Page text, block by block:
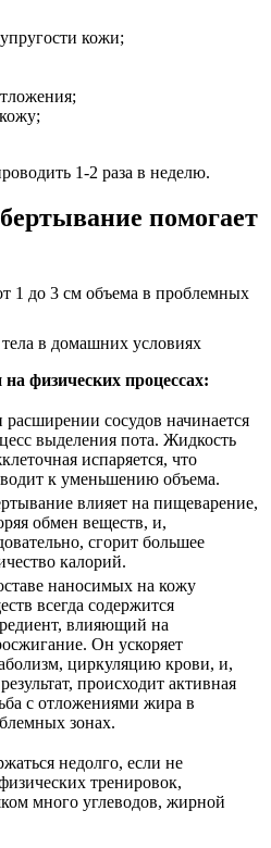
кожи;
1-2 раза в неделю.
помогает
1 до 3 см объема в проблемных
физических процессах:
сосудов начинается
выделения пота. Жидкость
испаряется, что
к уменьшению объема.
влияет на пищеварение,
обмен веществ, и,
сгорит большее
калорий.
наносимых на кожу
всегда содержится
влияющий на
Он ускоряет
циркуляцию крови, и,
происходит активная
с отложениями жира в
зонах.
недолго, если не
тренировок,
много углеводов, жирной